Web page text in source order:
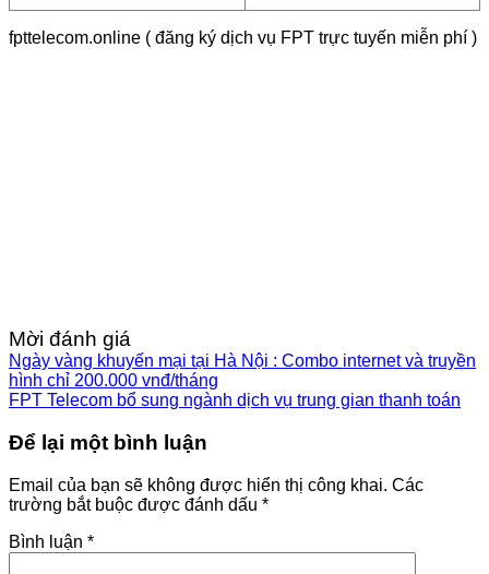
fpttelecom.online ( đăng ký dịch vụ FPT trực tuyến miễn phí )
Mời đánh giá
Ngày vàng khuyến mại tại Hà Nội : Combo internet và truyền
hình chỉ 200.000 vnđ/tháng
FPT Telecom bổ sung ngành dịch vụ trung gian thanh toán
Để lại một bình luận
Email của bạn sẽ không được hiển thị công khai. Các
trường bắt buộc được đánh dấu *
Bình luận *